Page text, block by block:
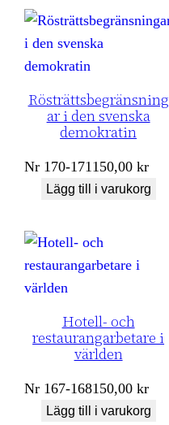
Rösträttsbegränsning
ar i den svenska
demokratin
Nr 170-171 150,00kr
Lägg till i varukorg
Hotell- och
restaurangarbetare i
världen
Nr 167-168150,00kr
Lägg till i varukorg